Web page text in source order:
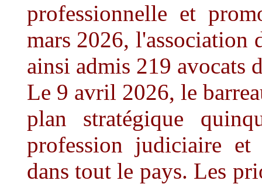
professionnelle et
mars 2026, l'association
ainsi admis 219 avocats
Le 9 avril 2026, le
plan stratégique
profession judiciaire
dans tout le pays. Les